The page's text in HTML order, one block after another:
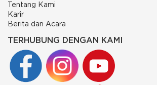
Tentang Kami
Karir
Berita dan Acara
TERHUBUNG DENGAN KAMI